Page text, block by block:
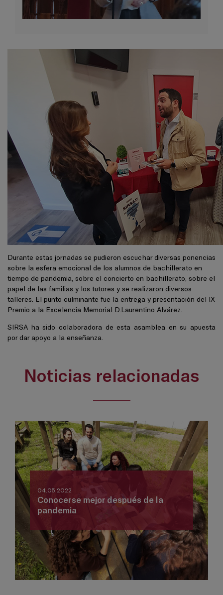
Durante estas jornadas se pudieron escuchar diversas ponencias
sobre la esfera emocional de los alumnos de bachillerato en
tiempo de pandemia, sobre el concierto en bachillerato, sobre el
papel de las familias y los tutores y se realizaron diversos
talleres. El punto culminante fue la entrega y presentación del IX
Premio a la Excelencia Memorial D.Laurentino Alvárez.
SIRSA ha sido colaboradora de esta asamblea en su apuesta
por dar apoyo a la enseñanza.
Noticias relacionadas
04.05.2022
Conocerse mejor después de la
pandemia